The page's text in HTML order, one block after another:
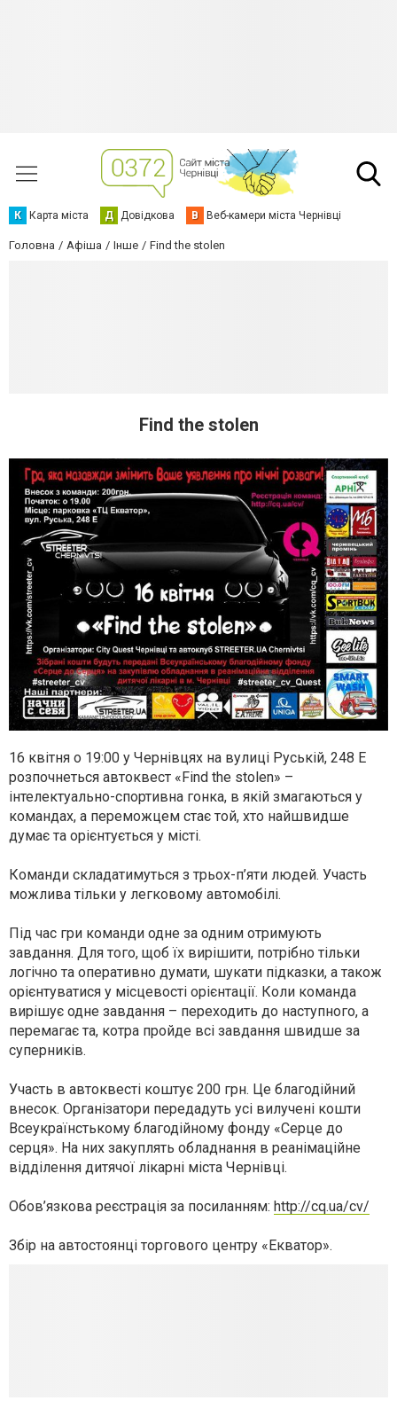
К Карта міста Д Довідкова В Веб-камери міста Чернівці
Головна Афіша Інше Find the stolen
Find the stolen
16 квітня о 19:00 у Чернівцях на вулиці Руській, 248 Е
розпочнеться автоквест «Find the stolen» –
інтелектуально-спортивна гонка, в якій змагаються у
командах, а переможцем стає той, хто найшвидше
думає та орієнтується у місті.
Команди складатимуться з трьох-п’яти людей. Участь
можлива тільки у легковому автомобілі.
Під час гри команди одне за одним отримують
завдання. Для того, щоб їх вирішити, потрібно тільки
логічно та оперативно думати, шукати підказки, а також
орієнтуватися у місцевості орієнтації. Коли команда
вирішує одне завдання – переходить до наступного, а
перемагає та, котра пройде всі завдання швидше за
суперників.
Участь в автоквесті коштує 200 грн. Це благодійний
внесок. Організатори передадуть усі вилучені кошти
Всеукраїнстькому благодійному фонду «Серце до
серця». На них закуплять обладнання в реанімаційне
відділення дитячої лікарні міста Чернівці.
Обов’язкова реєстрація за посиланням: http://cq.ua/cv/
Збір на автостоянці торгового центру «Екватор».